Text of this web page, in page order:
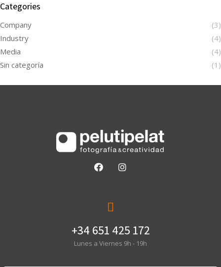
Categories
Company
(3)
Industry
(4)
Media
(4)
Sin categoría
(1)
+34 651 425 172
Lunes a Viernes 9h - 19h